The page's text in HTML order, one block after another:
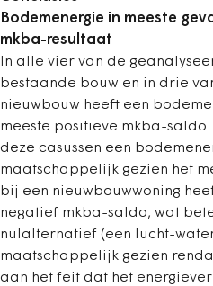
Bodemenergie in meeste
mkba-resultaat
In alle vier van de
bestaande bouw en in drie
nieuwbouw heeft een
meeste positieve mkba-
deze casussen een
maatschappelijk gezien het
bij een nieuwbouwwoning
negatief mkba-saldo, wat
nulalternatief (een lucht-
maatschappelijk gezien
aan het feit dat het